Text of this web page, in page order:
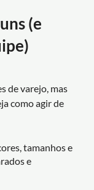
(e
de varejo, mas
como agir de
tamanhos e
e